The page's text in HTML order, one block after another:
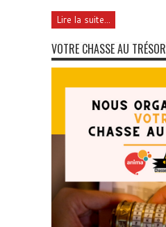
Lire la suite...
VOTRE CHASSE AU TRÉSOR